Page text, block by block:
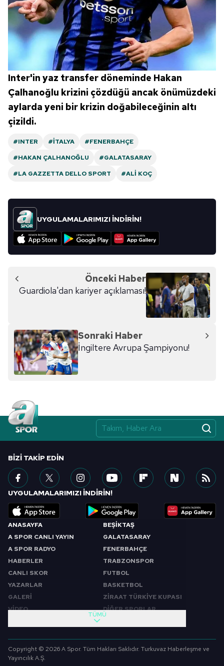
Inter'in yaz transfer döneminde Hakan
Çalhanoğlu krizini çözdüğü ancak önümüzdeki
aylarda yeni bir krizin doğabileceğinin altı
çizildi.
#INTER #İTALYA
#FENERBAHÇE
#HAKAN ÇALHANOĞLU
#GALATASARAY
#LA GAZZETTA DELLO SPORT
#ALI KOÇ
UYGULAMALARIMIZI İNDİRİN!
Önceki Haber
Guardiola'dan kariyer açıklaması!
Sonraki Haber
İngiltere Avrupa Şampiyonu!
ANASAYFA
A SPOR CANLI YAYIN
A SPOR RADYO
HABERLER
CANLI SKOR
YAZARLAR
GALERİ
VİDEO
BEŞİKTAŞ
GALATASARAY
FENERBAHÇE
TRABZONSPOR
FUTBOL
BASKETBOL
ZİRAAT TÜRKİYE KUPASI
DİĞER SPORLAR
SABAH SPORU
SPOR GÜNDEMİ
FUTBOL
TÜMÜ
BIZI TAKIP EDIN
UYGULAMALARIMIZI İNDİRİN!
Copyright © 2026 A Spor. Tüm Hakları Saklıdır. Turkuvaz Haberleşme ve
Yayıncılık A.Ş.